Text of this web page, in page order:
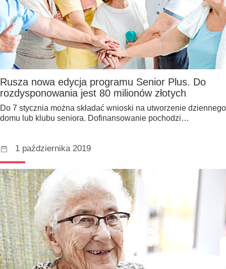
Rusza nowa edycja programu Senior Plus. Do
rozdysponowania jest 80 milionów złotych
Do 7 stycznia można składać wnioski na utworzenie dziennego
domu lub klubu seniora. Dofinansowanie pochodzi…
1 października 2019